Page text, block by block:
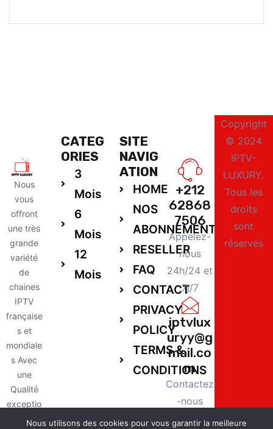
Nous
vous
offront
une très
grande
variété
de
chaines
IPTV
française
s et
mondiale
s Avec
une
Qualité
exceptio
nnelle,
CATEG
ORIES
3
Mois
6
Mois
12
Mois
SITE
NAVIG
ATION
HOME
NOS
ABONNEMENTS
RESELLER
FAQ
CONTACT
PRIVACY
POLICY
TERMS &
CONDITIONS
+212
62868
7506
Appelez-
nous
24h/24 et
7j/7
iptvlux
uryy@g
mail.co
m
Contactez
-nous
24h/24 et
Copyright
© 2024
IPTV-
LUXURY.
Tous les
droits
sont
réservés
Nous utilisons des cookies pour vous garantir la meilleure